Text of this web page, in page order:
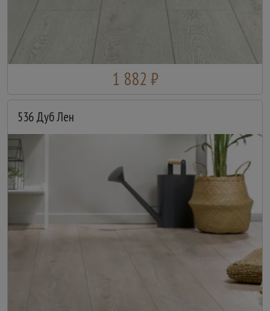
1 882 ₽
536 Дуб Лен